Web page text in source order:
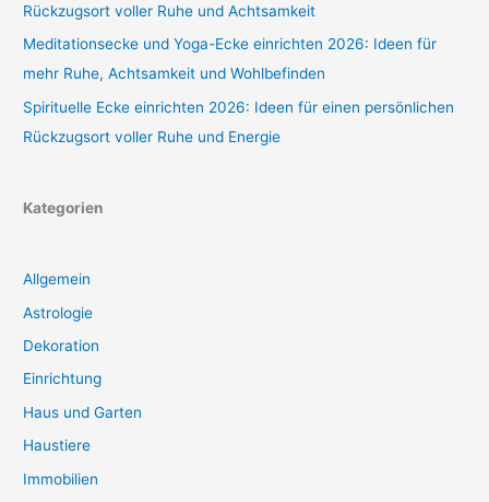
Rückzugsort voller Ruhe und Achtsamkeit
Meditationsecke und Yoga-Ecke einrichten 2026: Ideen für
mehr Ruhe, Achtsamkeit und Wohlbefinden
Spirituelle Ecke einrichten 2026: Ideen für einen persönlichen
Rückzugsort voller Ruhe und Energie
Kategorien
Allgemein
Astrologie
Dekoration
Einrichtung
Haus und Garten
Haustiere
Immobilien